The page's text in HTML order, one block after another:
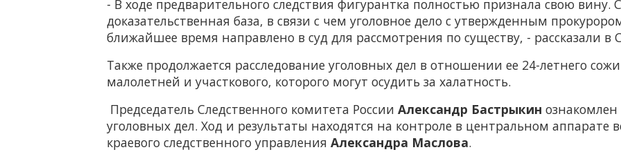
- В ходе предварительного следствия фигурантка полностью признала свою вину.
доказательственная база, в связи с чем уголовное дело с утвержденным
ближайшее время направлено в суд для рассмотрения по существу, - рассказали в
Также продолжается расследование уголовных дел в отношении ее 24-летнего
малолетней и участкового, которого могут осудить за халатность.
Председатель Следственного комитета России Александр Бастрыкин
уголовных дел. Ход и результаты находятся на контроле в центральном аппарате
краевого следственного управления Александра Маслова.